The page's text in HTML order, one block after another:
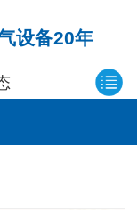
设备20年